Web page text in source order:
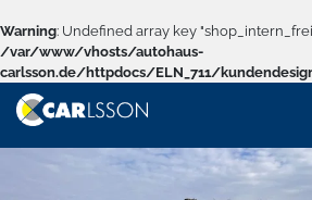
Warning: Undefined array key
/var/www/vhosts/autohaus-
carlsson.de/httpdocs/ELN_711/